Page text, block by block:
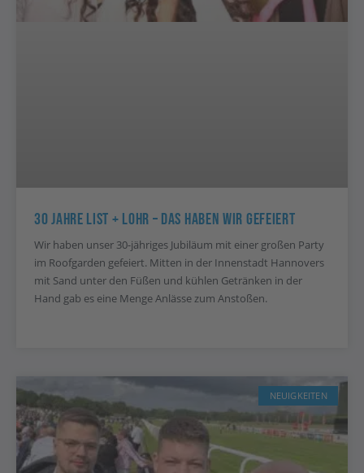
30 Jahre List + Lohr – Das Haben Wir Gefeiert
Wir haben unser 30-jähriges Jubiläum mit einer großen Party
im Roofgarden gefeiert. Mitten in der Innenstadt Hannovers
mit Sand unter den Füßen und kühlen Getränken in der
Hand gab es eine Menge Anlässe zum Anstoßen.
NEUIGKEITEN